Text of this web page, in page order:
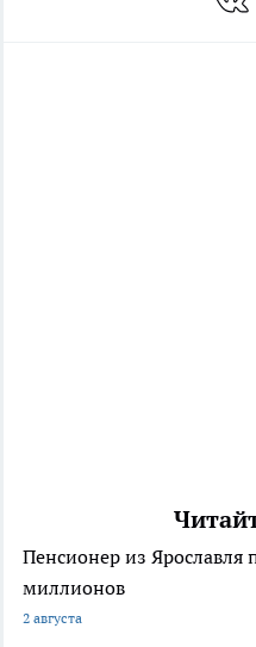
Пенсионер из Ярославля
миллионов
2 августа